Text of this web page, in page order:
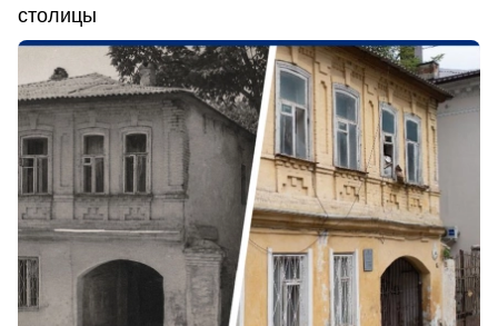
столицы